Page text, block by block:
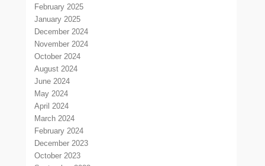
February 2025
January 2025
December 2024
November 2024
October 2024
August 2024
June 2024
May 2024
April 2024
March 2024
February 2024
December 2023
October 2023